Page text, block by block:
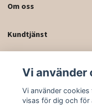
Om oss
Kundtjänst
Sociala medier
Vi använder
Vi använder
visas för dig och för